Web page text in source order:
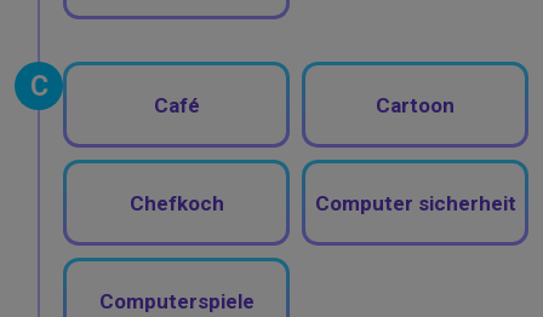
C
Café Cartoon
Chefkoch Computer sicherheit
Computerspiele